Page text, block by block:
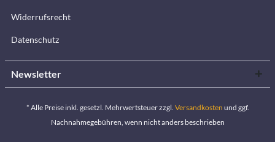
Widerrufsrecht
Datenschutz
Newsletter
* Alle Preise inkl. gesetzl. Mehrwertsteuer zzgl. Versandkosten und ggf.
Nachnahmegebühren, wenn nicht anders beschrieben